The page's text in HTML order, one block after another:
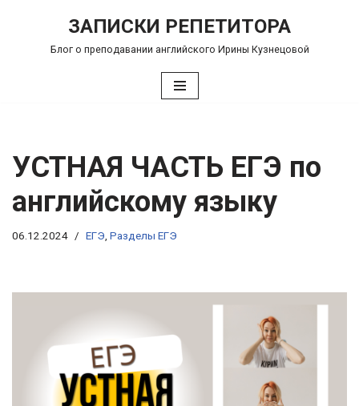
Перейти
ЗАПИСКИ РЕПЕТИТОРА
Блог о преподавании английского Ирины Кузнецовой
УСТНАЯ ЧАСТЬ ЕГЭ по
английскому языку
06.12.2024 ЕГЭ Разделы ЕГЭ